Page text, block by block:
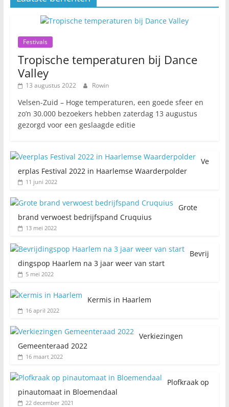
Festivals
Tropische temperaturen bij Dance
Valley
13 augustus 2022 Rowin
Velsen-Zuid – Hoge temperaturen, een goede sfeer en
zo’n 30.000 bezoekers hebben zaterdag 13 augustus
gezorgd voor een geslaagde editie
Ve
erplas Festival 2022 in Haarlemse Waarderpolder
11 juni 2022
Grote
brand verwoest bedrijfspand Cruquius
13 mei 2022
Bevrij
dingspop Haarlem na 3 jaar weer van start
5 mei 2022
Kermis in Haarlem
16 april 2022
Verkiezingen
Gemeenteraad 2022
16 maart 2022
Plofkraak op
pinautomaat in Bloemendaal
22 december 2021